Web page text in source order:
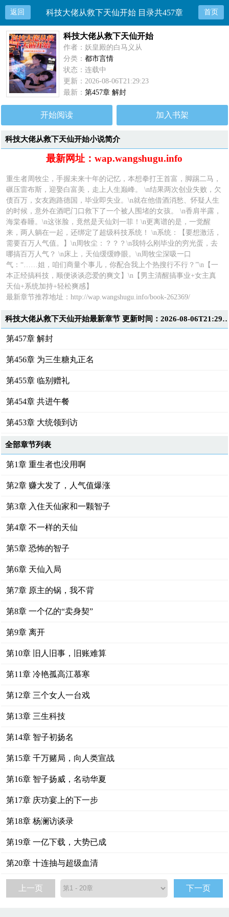
返回 科技大佬从救下天仙开始 目录共457章 首页
科技大佬从救下天仙开始
作者：妖皇殿的白马义从
分类：都市言情
状态：连载中
更新：2026-08-06T21:29:23
最新：第457章 解封
开始阅读 加入书架
科技大佬从救下天仙开始小说简介
最新网址：wap.wangshugu.info
重生者周牧尘，手握未来十年的记忆，本想拳打王首富，脚踢二马，
碾压雷布斯，迎娶白富美，走上人生巅峰。 \n结果两次创业失败，欠
债百万，女友跑路德国，毕业即失业。\n就在他借酒消愁、怀疑人生
的时候，意外在酒吧门口救下了一个被人围堵的女孩。 \n香肩半露，
海棠春睡。\n这张脸，竟然是天仙刘一菲！\n更离谱的是，一觉醒
来，两人躺在一起，还绑定了超级科技系统！ \n系统：【要想激活，
需要百万人气值。】\n周牧尘：？？？\n我特么刚毕业的穷光蛋，去
哪搞百万人气？ \n床上，天仙缓缓睁眼。\n周牧尘深吸一口
气：“……姐，咱们商量个事儿，你配合我上个热搜行不行？”\n【一
本正经搞科技，顺便谈谈恋爱的爽文】\n【男主清醒搞事业+女主真
天仙+系统加持+轻松爽感】
最新章节推荐地址：http://wap.wangshugu.info/book-262369/
科技大佬从救下天仙开始最新章节 更新时间：
第457章 解封
第456章 为三生糖丸正名
第455章 临别赠礼
第454章 共进午餐
第453章 大统领到访
全部章节列表
第1章 重生者也没用啊
第2章 赚大发了，人气值爆涨
第3章 入住天仙家和一颗智子
第4章 不一样的天仙
第5章 恐怖的智子
第6章 天仙入局
第7章 原主的锅，我不背
第8章 一个亿的“卖身契”
第9章 离开
第10章 旧人旧事，旧账难算
第11章 冷艳孤高江慕寒
第12章 三个女人一台戏
第13章 三生科技
第14章 智子初扬名
第15章 千万赌局，向人类宣战
第16章 智子扬威，名动华夏
第17章 庆功宴上的下一步
第18章 杨澜访谈录
第19章 一亿下载，大势已成
第20章 十连抽与超级血清
上一页 下一页